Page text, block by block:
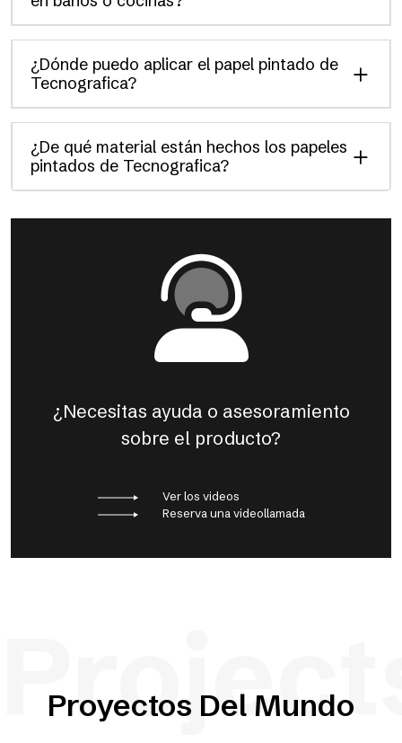
¿Dónde puedo aplicar el papel pintado de
Tecnografica?
¿De qué material están hechos los papeles
pintados de Tecnografica?
¿Necesitas ayuda o asesoramiento
sobre el producto?
Ver los videos
Reserva una videollamada
Proyectos Del Mundo